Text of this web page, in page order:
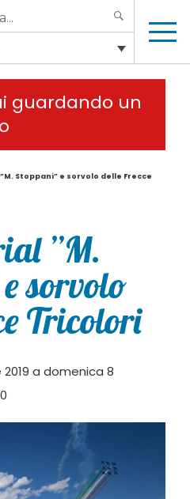
guardando un
Stoppani” e sorvolo delle Frecce
”M.
sorvolo
Tricolori
a domenica 8